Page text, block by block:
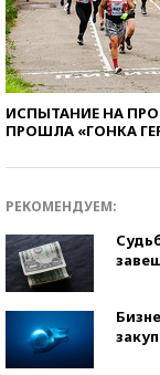
ИСПЫТАНИЕ НА
ПРОШЛА «ГОНКА
РЕКОМЕНДУЕМ: